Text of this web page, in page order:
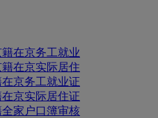
在京务工就业
在京实际居住
京务工就业证
京实际居住证
家户口簿审核